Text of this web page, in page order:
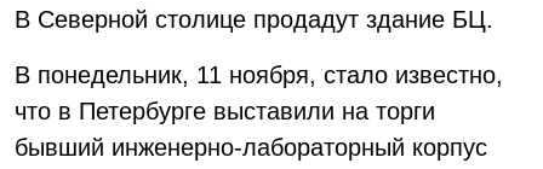
В Северной столице продадут здание БЦ.
В понедельник, 11 ноября, стало известно,
что в Петербурге выставили на торги
бывший инженерно-лабораторный корпус